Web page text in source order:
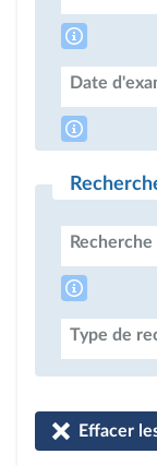
Date
Type de
Effacer